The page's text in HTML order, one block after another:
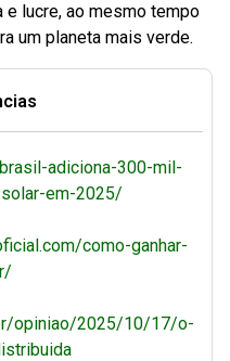
lucre, ao mesmo tempo
um planeta mais verde.
adiciona-300-mil-
em-2025/
como-ganhar-
opiniao/2025/10/17/o-